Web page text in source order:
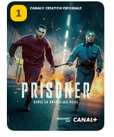
1